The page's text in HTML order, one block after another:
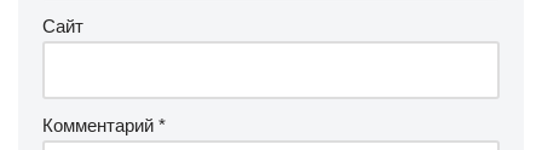
Сайт
Комментарий *